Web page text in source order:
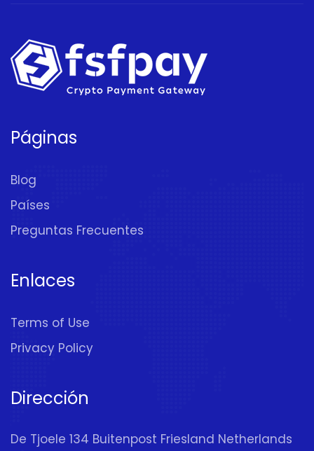
Páginas
Blog
Países
Preguntas Frecuentes
Enlaces
Terms of Use
Privacy Policy
Dirección
De Tjoele 134 Buitenpost Friesland Netherlands